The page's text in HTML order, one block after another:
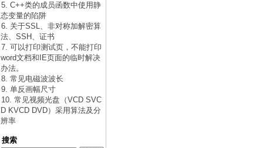
5. C++类的成员函数中使用静
态变量的陷阱
6. 关于SSL、非对称加解密算
法、SSH、证书
7. 可以打印测试页，不能打印
word文档和IE页面的临时解决
办法。
8. 常见电磁波波长
9. 单反画幅尺寸
10. 常见视频光盘（VCD SVC
D KVCD DVD）采用算法及分
辨率
搜索